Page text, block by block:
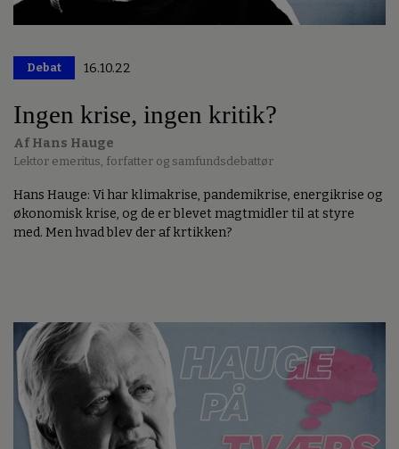
Debat 16.10.22
Ingen krise, ingen kritik?
Af Hans Hauge
Lektor emeritus, forfatter og samfundsdebattør
Hans Hauge: Vi har klimakrise, pandemikrise, energikrise og
økonomisk krise, og de er blevet magtmidler til at styre
med. Men hvad blev der af krtikken?